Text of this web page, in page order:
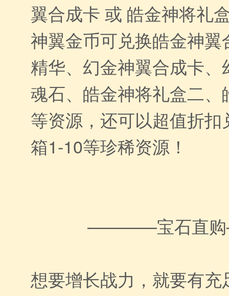
翼合成卡 或 皓金神将礼
神翼金币可兑换皓金神
精华、幻金神翼合成卡
魂石、皓金神将礼盒二
等资源，还可以超值折
箱1-10等珍稀资源！
————宝石直
想要增长战力，就要有